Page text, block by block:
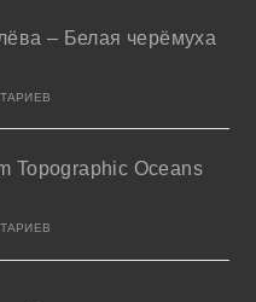
– Белая черёмуха
Topographic Oceans